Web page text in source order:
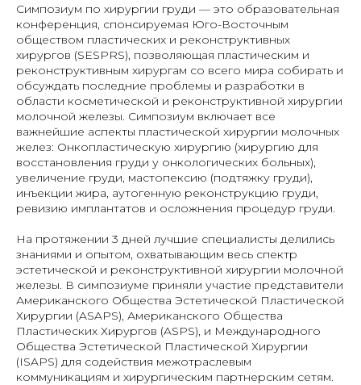
Симпозиум по хирургии груди — это образовательная
конференция, спонсируемая Юго-Восточным
обществом пластических и реконструктивных
хирургов (SESPRS), позволяющая пластическим и
реконструктивным хирургам со всего мира собирать и
обсуждать последние проблемы и разработки в
области косметической и реконструктивной хирургии
молочной железы. Симпозиум включает все
важнейшие аспекты пластической хирургии молочных
желез: Онкопластическую хирургию (хирургию для
восстановления груди у онкологических больных),
увеличение груди, мастопексию (подтяжку груди),
инъекции жира, аутогенную реконструкцию груди,
ревизию имплантатов и осложнения процедур груди.
На протяжении 3 дней лучшие специалисты делились
знаниями и опытом, охватывающим весь спектр
эстетической и реконструктивной хирургии молочной
железы. В симпозиуме приняли участие представители
Американского Общества Эстетической Пластической
Хирургии (ASAPS), Американского Общества
Пластических Хирургов (ASPS), и Международного
Общества Эстетической Пластической Хирургии
(ISAPS) для содействия межотраслевым
коммуникациям и хирургическим партнерским сетям.